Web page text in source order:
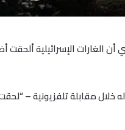
الغارات الإسرائيلية ألحقت
خلال مقابلة تلفزيونية –